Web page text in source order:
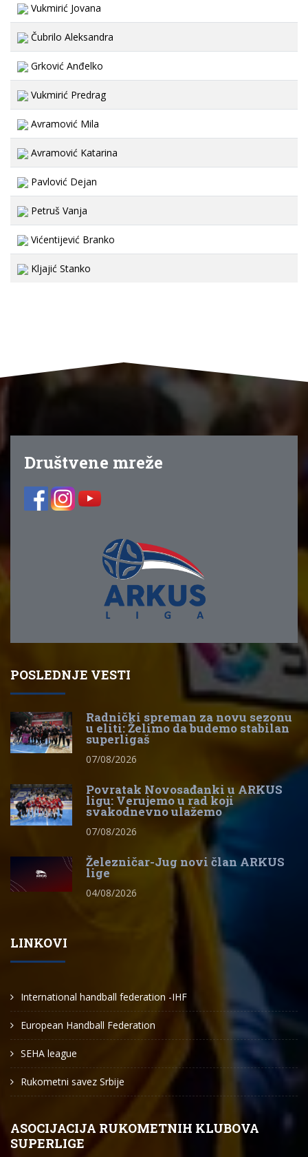
Vukmirić Jovana
Čubrilo Aleksandra
Grković Anđelko
Vukmirić Predrag
Avramović Mila
Avramović Katarina
Pavlović Dejan
Petruš Vanja
Vićentijević Branko
Kljajić Stanko
Društvene mreže
POSLEDNJE VESTI
Radnički spreman za novu sezonu
u eliti: Želimo da budemo stabilan
superligaš
07/08/2026
Povratak Novosađanki u ARKUS
ligu: Verujemo u rad koji
svakodnevno ulažemo
07/08/2026
Železničar-Jug novi član ARKUS
lige
04/08/2026
LINKOVI
International handball federation -IHF
European Handball Federation
SEHA league
Rukometni savez Srbije
ASOCIJACIJA RUKOMETNIH KLUBOVA
SUPERLIGE